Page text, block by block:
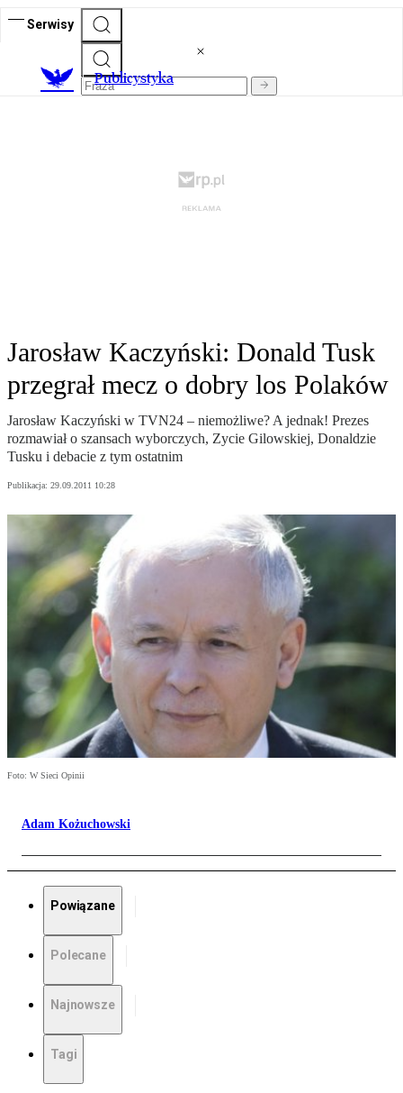
Serwisy
Publicystyka
Jarosław Kaczyński: Donald Tusk
przegrał mecz o dobry los Polaków
Jarosław Kaczyński w TVN24 – niemożliwe? A jednak! Prezes
rozmawiał o szansach wyborczych, Zycie Gilowskiej, Donaldzie
Tusku i debacie z tym ostatnim
Publikacja: 29.09.2011 10:28
Foto: W Sieci Opinii
Adam Kożuchowski
Powiązane
Polecane
Najnowsze
Tagi